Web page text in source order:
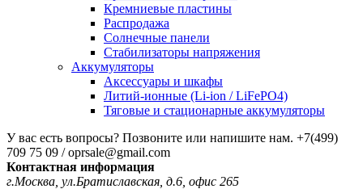
Кремниевые пластины
Распродажа
Солнечные панели
Стабилизаторы напряжения
Аккумуляторы
Аксессуары и шкафы
Литий-ионные (Li-ion / LiFePO4)
Тяговые и стационарные аккумуляторы
У вас есть вопросы? Позвоните или напишите нам. +7(499)
709 75 09 / oprsale@gmail.com
Контактная информация
г.Москва, ул.Братиславская, д.6, офис 265